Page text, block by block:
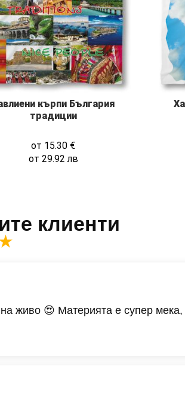
кърпи България
традиции
от 15.30 €
от 29.92лв
клиенти
живо 😍 Материята е супер мека,